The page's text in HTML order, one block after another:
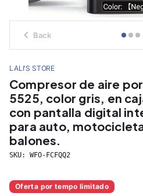
Back
LALI'S STORE
Compresor de aire
5525, color gris, en
con pantalla digital
para auto,
balones.
SKU: WFO-FCFQQ2
Oferta por tempo limitado